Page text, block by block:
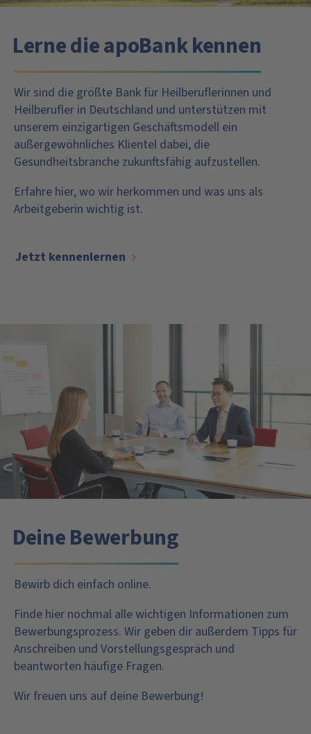
Lerne die apoBank kennen
Wir sind die größte Bank für Heilberuflerinnen und
Heilberufler in Deutschland und unterstützen mit
unserem einzigartigen Geschäftsmodell ein
außergewöhnliches Klientel dabei, die
Gesundheitsbranche zukunftsfähig aufzustellen.
Erfahre hier, wo wir herkommen und was uns als
Arbeitgeberin wichtig ist.
Jetzt kennenlernen
Deine Bewerbung
Bewirb dich einfach online.
Finde hier nochmal alle wichtigen Informationen zum
Bewerbungsprozess. Wir geben dir außerdem Tipps für
Anschreiben und Vorstellungsgespräch und
beantworten häufige Fragen.
Wir freuen uns auf deine Bewerbung!